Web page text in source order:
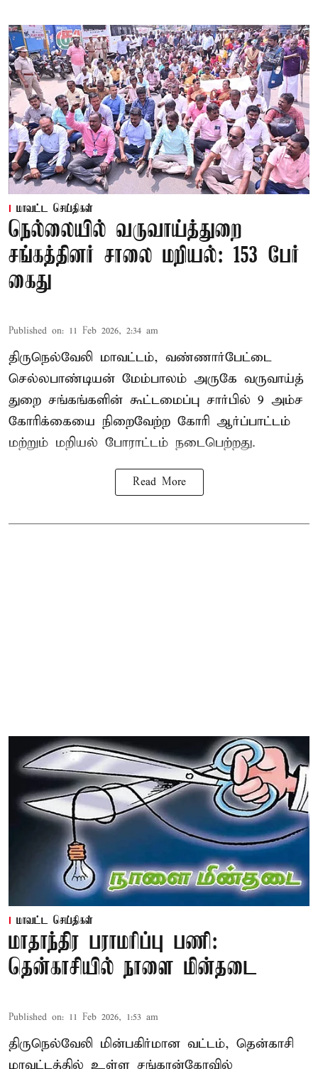
மாவட்ட செய்திகள்
நெல்லையில் வருவாய்த்துறை
சங்கத்தினர் சாலை மறியல்: 153 பேர்
கைது
Published on: 11 Feb 2026, 2:34 am
திருநெல்வேலி மாவட்டம், வண்ணார்பேட்டை
செல்லபாண்டியன் மேம்பாலம் அருகே வருவாய்த்
துறை சங்கங்களின் கூட்டமைப்பு சார்பில் 9 அம்ச
கோரிக்கையை நிறைவேற்ற கோரி ஆர்ப்பாட்டம்
மற்றும் மறியல் போராட்டம் நடைபெற்றது.
Read More
மாவட்ட செய்திகள்
மாதாந்திர பராமரிப்பு பணி:
தென்காசியில் நாளை மின்தடை
Published on: 11 Feb 2026, 1:53 am
திருநெல்வேலி மின்பகிர்மான வட்டம், தென்காசி
மாவட்டத்தில் உள்ள சங்கரன்கோவில்